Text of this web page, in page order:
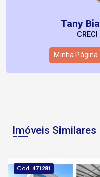
Tany
Minha Página
Imóveis Similares
Cód.471281